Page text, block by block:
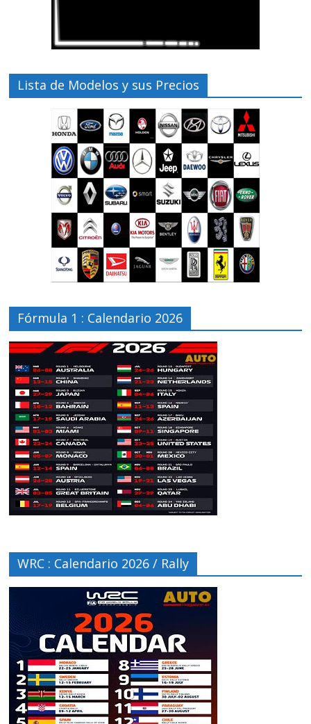
Lista de Modelos y sus Precios
Fórmula 1 : Calendario 2026
WRC : Calendario 2026 / Rally